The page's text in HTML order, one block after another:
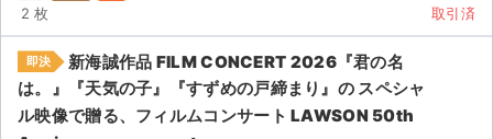
2 枚 取引済
即決
新海誠作品 FILM CONCERT 2026『君の名
は。』『天気の子』『すずめの戸締まり』の スペシャ
ル映像で贈る、フィルムコンサート LAWSON 50th